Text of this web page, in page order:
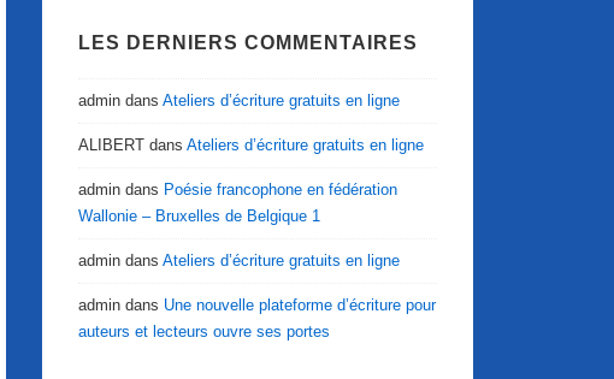
LES DERNIERS COMMENTAIRES
admin dansAteliers d’écriture gratuits en ligne
ALIBERT dansAteliers d’écriture gratuits en ligne
admin dans Poésie francophone en fédération
Wallonie – Bruxelles de Belgique 1
admin dansAteliers d’écriture gratuits en ligne
admin dans Une nouvelle plateforme d’écriture pour
auteurs et lecteurs ouvre ses portes